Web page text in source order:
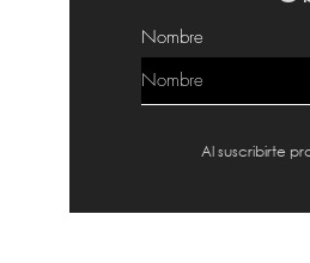
Nombre
Al suscribirte